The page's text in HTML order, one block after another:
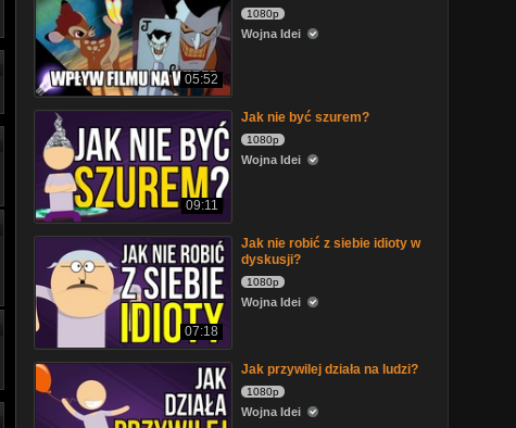
05:52
1080p
Wojna Idei
09:11
Jak nie być szurem?
1080p
Wojna Idei
07:18
Jak nie robić z siebie idioty w
dyskusji?
1080p
Wojna Idei
Jak przywilej działa na ludzi?
1080p
Wojna Idei